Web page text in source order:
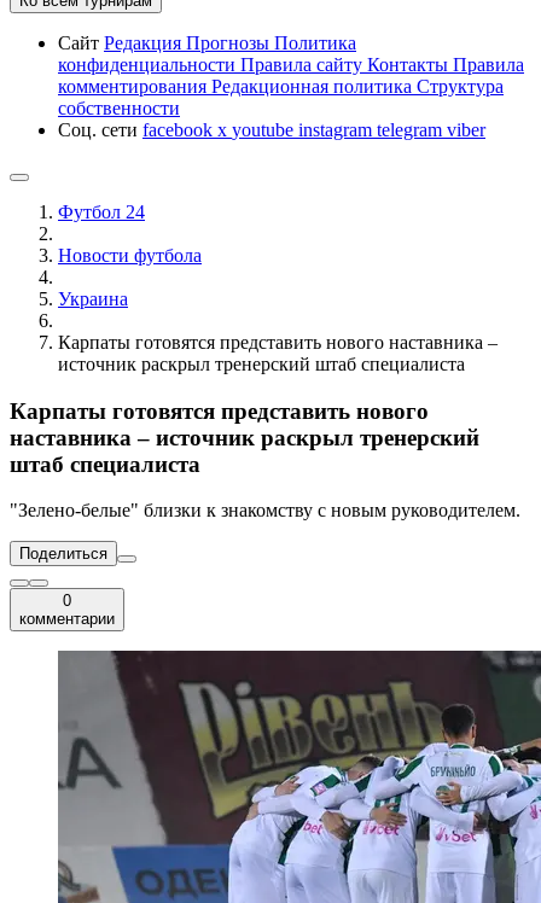
Сайт Редакция Прогнозы Политика
конфиденциальности Правила сайту Контакты Правила
комментирования Редакционная политика Структура
собственности
Соц. сети facebook x youtube instagram telegram viber
Футбол 24
Новости футбола
Украина
Карпаты готовятся представить нового наставника –
источник раскрыл тренерский штаб специалиста
Карпаты готовятся представить нового
наставника – источник раскрыл тренерский
штаб специалиста
"Зелено-белые" близки к знакомству с новым руководителем.
Поделиться
0
комментарии